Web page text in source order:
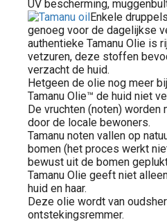
UV bescherming,
Enkele
genoeg voor de dagelijkse
authentieke Tamanu Olie is
vetzuren, deze stoffen
verzacht de huid.
Hetgeen de olie nog meer
Tamanu Olie™ de huid niet
De vruchten (noten) worden
door de locale bewoners.
Tamanu noten vallen op
bomen (het proces werkt
bewust uit de bomen
Tamanu Olie geeft niet
huid en haar.
Deze olie wordt van
ontstekingsremmer.